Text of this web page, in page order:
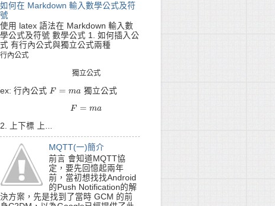
如何在 Markdown 輸入數學公式及符
號
使用 latex 語法在 Markdown 輸入數
學公式及符號 數學公式 1. 如何插入公
式 有行內公式與獨立公式兩種
行內公式
行內公式
獨立公式
立公式
ex: 行內公式 F = ma
F= m a 獨立公式
F = ma
ma
2. 上下標 上...
MQTT(一)簡介
前言 會知道MQTT協
定，要先回憶起兩年
前，當初想找找Android
的Push Notification的解
決方案，先是找到了當時 GCM 的前